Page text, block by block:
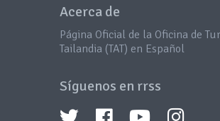
Acerca de
Página Oficial de la Oficina de
Tailandia (TAT) en Español
Síguenos en rrss